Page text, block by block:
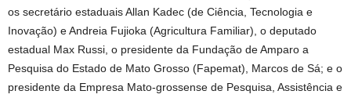
os secretário estaduais Allan Kadec (de Ciência, Tecnologia e
Inovação) e Andreia Fujioka (Agricultura Familiar), o deputado
estadual Max Russi, o presidente da Fundação de Amparo a
Pesquisa do Estado de Mato Grosso (Fapemat), Marcos de Sá; e o
presidente da Empresa Mato-grossense de Pesquisa, Assistência e